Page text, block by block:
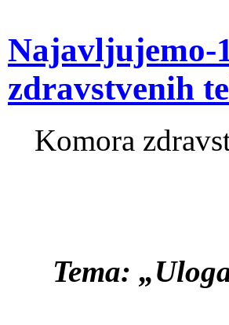
Najavljujemo-
zdravstvenih
Komora
Tema: